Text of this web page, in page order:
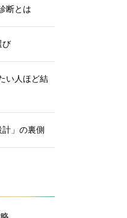
断とは
び
い人ほど結
」の裏側